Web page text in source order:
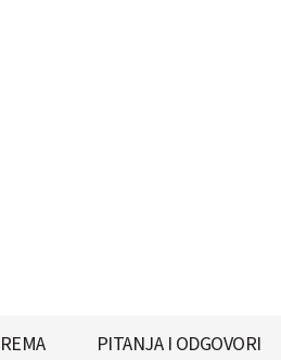
PITANJA I ODGOVORI